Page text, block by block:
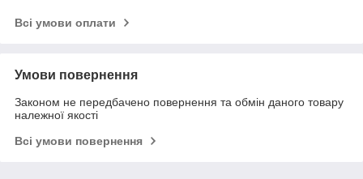
Всі умови оплати
Умови повернення
Законом не передбачено повернення та обмін даного товару
належної якості
Всі умови повернення